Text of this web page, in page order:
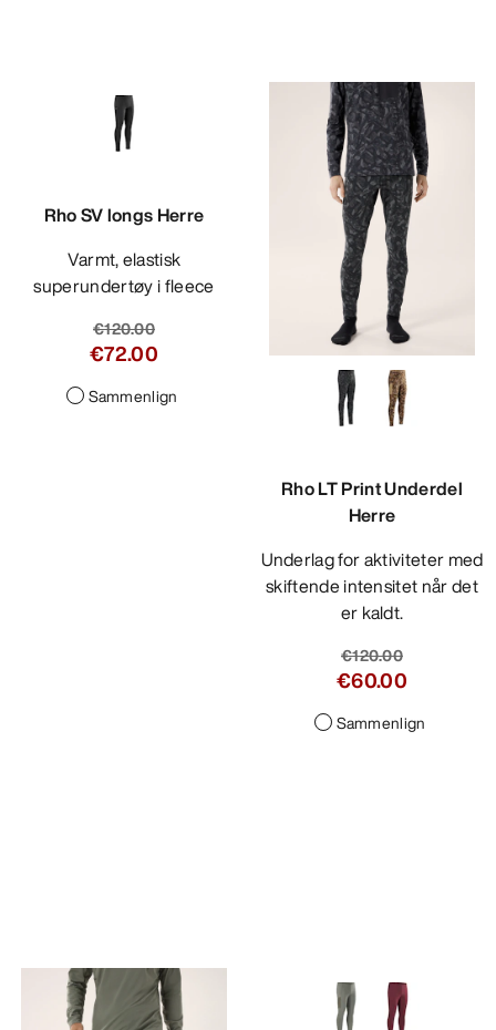
Rho SV longs Herre
Varmt, elastisk
superundertøy i fleece
€120.00
€72.00
Sammenlign
Rho LT Print Underdel
Herre
Underlag for aktiviteter med
skiftende intensitet når det
er kaldt.
€120.00
€60.00
Sammenlign